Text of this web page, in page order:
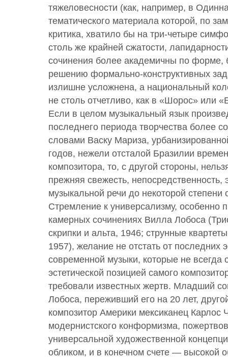
тяжеловесности (как, например, в
тематического материала которой, по
критика, хватило бы на три-четыре
столь же крайней сжатости,
сочинения более академичны по форме,
решению формально-конструктивных
излишне усложнена, а национальный
не столь отчетливо, как в «Шорос» или
Если в целом музыкальный язык
последнего периода творчества более
словами Васку Мариза,
годов, нежели отсталой Бразилии
композитора, то, с другой стороны,
прежняя свежесть, непосредственность,
музыкальной речи до некоторой степени
Стремление к универсализму, особенно
камерных сочинениях Вилла Лобоса
скрипки и альта, 1946; струнные
1957), желание не отстать от последних
современной музыки, которые не всегда
эстетической позицией самого
требовали известных жертв. Младший
Лобоса, переживший его на 20 лет,
композитор Америки мексиканец Карлос
модернистского конформизма,
универсальной художественной
обликом, и в конечном счете — высокой